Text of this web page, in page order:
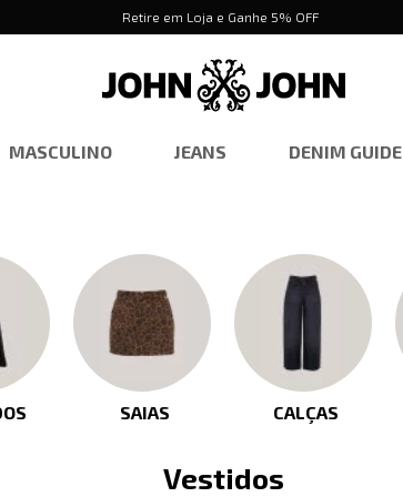
Retire em Loja e Ganhe 5% OFF
MASCULINO JEANS DENIM GUIDE
SAIAS CALÇAS
Vestidos